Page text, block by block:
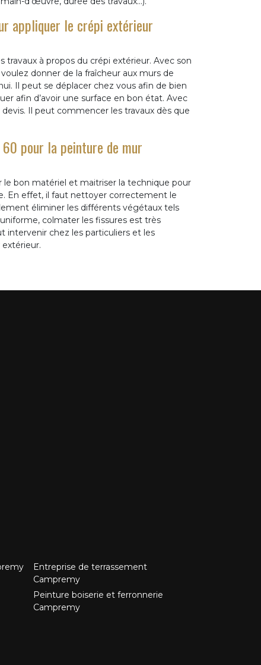
appliquer le crépi extérieur
travaux à propos du crépi extérieur. Avec son
donner de la fraîcheur aux murs de
Il peut se déplacer chez vous afin de bien
afin d’avoir une surface en bon état. Avec
Il peut commencer les travaux dès que
60 pour la peinture de mur
le bon matériel et maitriser la technique pour
En effet, il faut nettoyer correctement le
éliminer les différents végétaux tels
colmater les fissures est très
intervenir chez les particuliers et les
Entreprise de terrassement
Campremy
Peinture boiserie et ferronnerie
Campremy